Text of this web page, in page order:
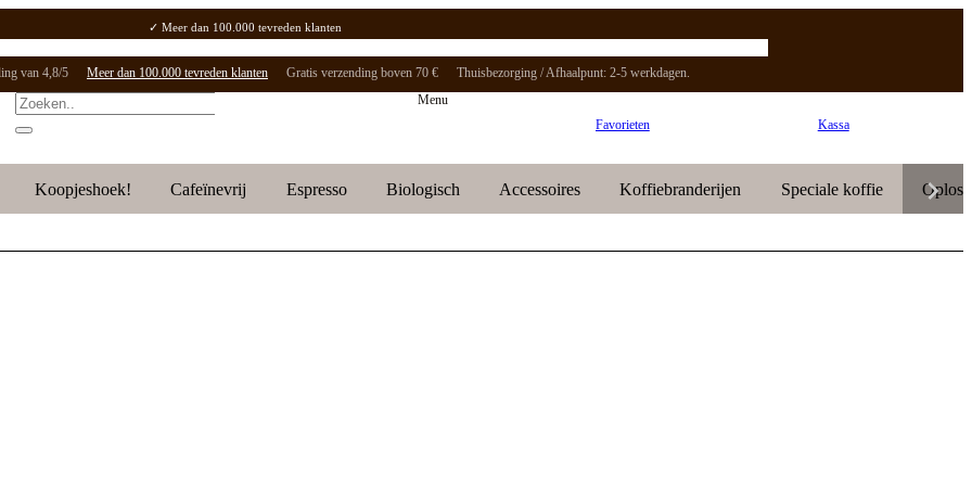
✓ Meer dan 100.000 tevreden klanten
✓ Thuisbezorging / Afhaalpunt: 2-5 werkdagen.
van 4,8/5 Meer dan 100.000 tevreden klanten Gratis verzending boven 70 €
Thuisbezorging / Afhaalpunt: 2-5 werkdagen.
Menu
Favorieten
Kassa
Koopjeshoek! Cafeïnevrij Espresso Biologisch Accessoires Koffiebranderijen Speciale koffie